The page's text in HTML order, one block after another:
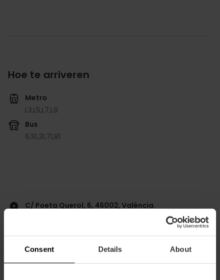
Consent Details About
Hoe te arriveren
Metro
L3,L5,L7,L9
Bus
6,10,31,71,81
C/ Poeta Querol, 6, 46002, València.